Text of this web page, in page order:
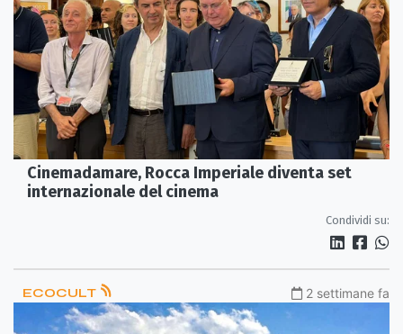
Cinemadamare, Rocca Imperiale diventa set
internazionale del cinema
Condividi su:
ECOCULT 2 settimane fa